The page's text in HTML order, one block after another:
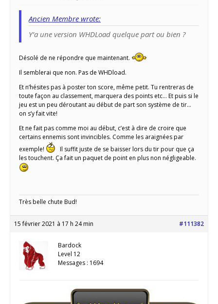
Ancien Membre wrote:
Y’a une version WHDLoad quelque part ou bien ?
Désolé de ne répondre que maintenant.
Il semblerai que non. Pas de WHDload.
Et n’hésites pas à poster ton score, même petit. Tu rentreras de
toute façon au classement, marquera des points etc… Et puis si le
jeu est un peu déroutant au début de part son système de tir…
on s’y fait vite!
Et ne fait pas comme moi au début, c’est à dire de croire que
certains ennemis sont invincibles. Comme les araignées par
exemple!
Il suffit juste de se baisser lors du tir pour que ça
les touchent. Ça fait un paquet de point en plus non négligeable.
Très belle chute Bud!
15 février 2021 à 17 h 24 min #111382
Bardock
Level 12
Messages : 1694